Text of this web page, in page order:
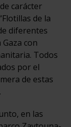
carácter
de la
diferentes
con
Todos
por el
de estas
en las